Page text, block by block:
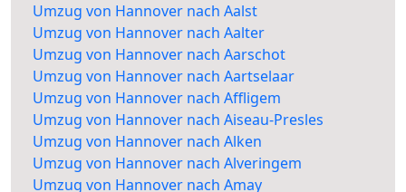
Umzug von Hannover nach Aalst
Umzug von Hannover nach Aalter
Umzug von Hannover nach Aarschot
Umzug von Hannover nach Aartselaar
Umzug von Hannover nach Affligem
Umzug von Hannover nach Aiseau-Presles
Umzug von Hannover nach Alken
Umzug von Hannover nach Alveringem
Umzug von Hannover nach Amay